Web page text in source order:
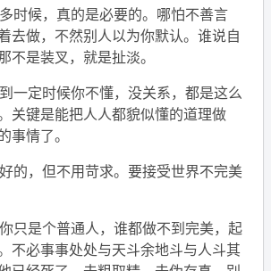
时候，真的是必要的。哪怕不善言
去做，不然别人以为你默认。谁说自
不是装叉，就是扯淡。
一定时候你不懂，没关系，都是这么
关键是能把人人都貌似懂的道理做
事情了。
的，但不用苛求。要接受世界不完美
只是个普通人，谁都做不到完美，起
不必事事处处与天斗余地斗与人斗其